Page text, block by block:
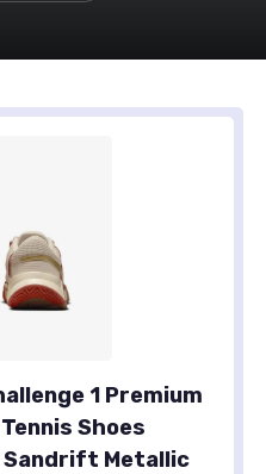
1 Premium
Shoes
Sandrift Metallic